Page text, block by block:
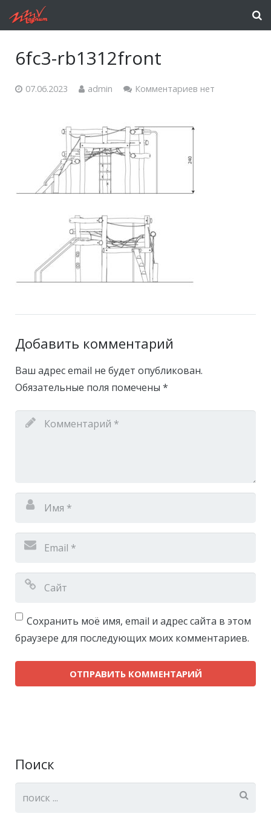
6fc3-rb1312front
07.06.2023 admin Комментариев нет
Добавить комментарий
Ваш адрес email не будет опубликован.
Обязательные поля помечены *
Сохранить моё имя, email и адрес сайта в этом
браузере для последующих моих комментариев.
Поиск